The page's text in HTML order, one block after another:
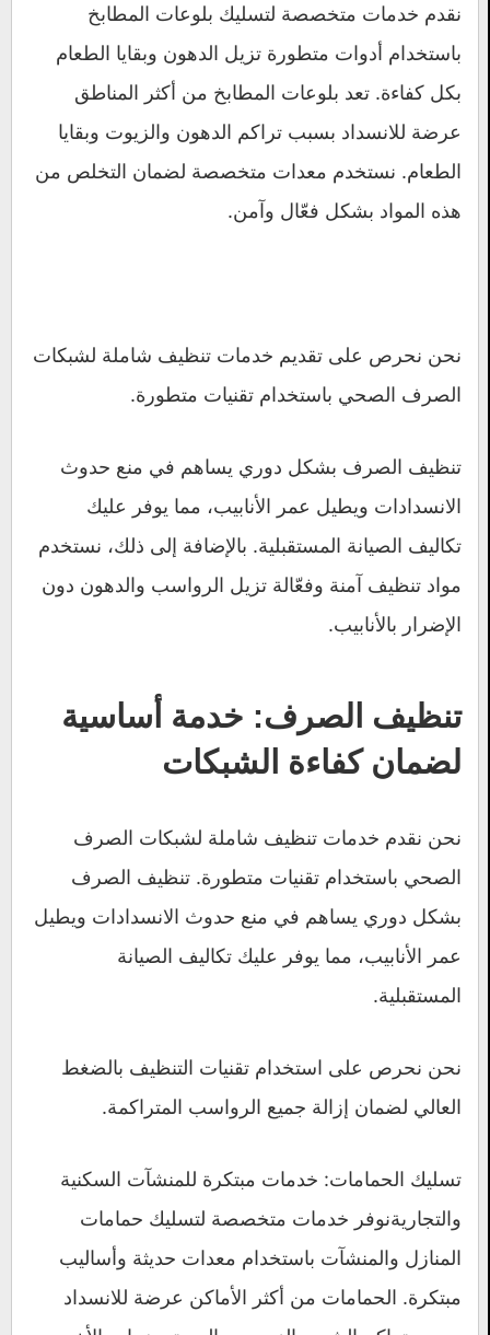
نقدم خدمات متخصصة لتسليك بلوعات المطابخ
باستخدام أدوات متطورة تزيل الدهون وبقايا الطعام
بكل كفاءة. تعد بلوعات المطابخ من أكثر المناطق
عرضة للانسداد بسبب تراكم الدهون والزيوت وبقايا
الطعام. نستخدم معدات متخصصة لضمان التخلص من
هذه المواد بشكل فعّال وآمن.
نحن نحرص على تقديم خدمات تنظيف شاملة لشبكات
الصرف الصحي باستخدام تقنيات متطورة.
تنظيف الصرف بشكل دوري يساهم في منع حدوث
الانسدادات ويطيل عمر الأنابيب، مما يوفر عليك
تكاليف الصيانة المستقبلية. بالإضافة إلى ذلك، نستخدم
مواد تنظيف آمنة وفعّالة تزيل الرواسب والدهون دون
الإضرار بالأنابيب.
تنظيف الصرف: خدمة أساسية
لضمان كفاءة الشبكات
نحن نقدم خدمات تنظيف شاملة لشبكات الصرف
الصحي باستخدام تقنيات متطورة. تنظيف الصرف
بشكل دوري يساهم في منع حدوث الانسدادات ويطيل
عمر الأنابيب، مما يوفر عليك تكاليف الصيانة
المستقبلية.
نحن نحرص على استخدام تقنيات التنظيف بالضغط
العالي لضمان إزالة جميع الرواسب المتراكمة.
تسليك الحمامات: خدمات مبتكرة للمنشآت السكنية
والتجاريةنوفر خدمات متخصصة لتسليك حمامات
المنازل والمنشآت باستخدام معدات حديثة وأساليب
مبتكرة. الحمامات من أكثر الأماكن عرضة للانسداد